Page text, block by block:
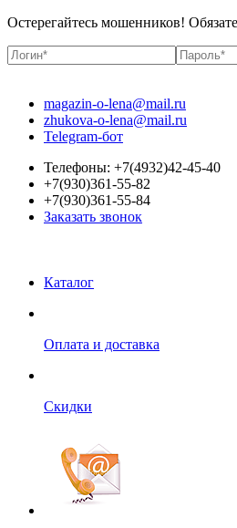
Остерегайтесь мошенников!
magazin-o-lena@mail.ru
zhukova-o-lena@mail.ru
Telegram-бот
Телефоны: +7(4932)42-45-40
+7(930)361-55-82
+7(930)361-55-84
Заказать звонок
Каталог
Оплата и доставка
Скидки